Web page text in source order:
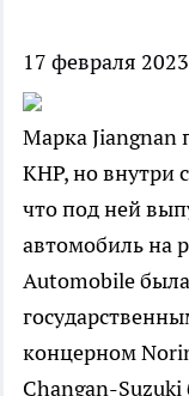
17 февраля 2023
Марка Jiangnan
КНР, но внутри
что под ней
автомобиль на
Automobile
концерном
Changan-